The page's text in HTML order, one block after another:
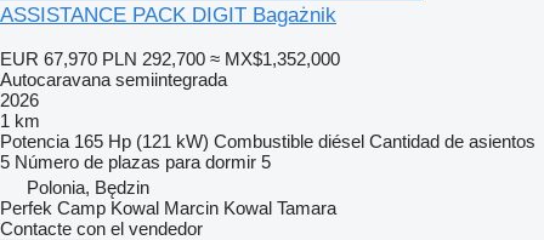
ASSISTANCE PACK DIGIT Bagażnik
EUR 67,970 PLN 292,700 ≈ MX$1,352,000
Autocaravana semiintegrada
2026
1 km
Potencia 165 Hp (121 kW) Combustible diésel Cantidad de asientos
5 Número de plazas para dormir 5
Polonia, Będzin
Perfek Camp Kowal Marcin Kowal Tamara
Contacte con el vendedor